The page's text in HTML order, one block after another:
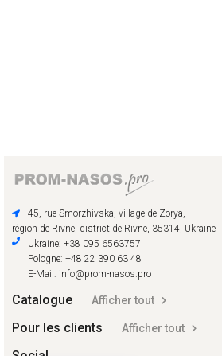
45, rue Smorzhivska, village de Zorya,
région de Rivne, district de Rivne, 35314, Ukraine
Ukraine: +38 095 6563757
Pologne: +48 22 390 63 48
E-Mail: info@prom-nasos.pro
Catalogue Afficher tout
Pour les clients Afficher tout